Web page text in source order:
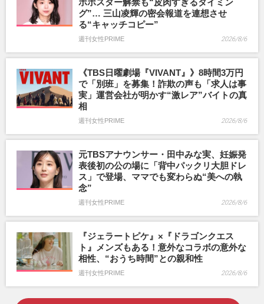
ボポスター解禁も“皮肉すぎるタイミン
グ”… 三山凌輝の密会報道を連想させ
る“キャッチコピー”
週刊女性PRIME 2026/8/6
《TBS日曜劇場『VIVANT』》8時間3万円
で「別班」を募集！詐欺の声も「求人は事
実」運営会社が明かす“激レア”バイトの真
相
週刊女性PRIME 2026/8/6
元TBSアナウンサー・田中みな実、妊娠発
表後初の公の場に「背中パックリ大胆ドレ
ス」で登場、ママでも変わらぬ“美への執
念”
週刊女性PRIME 2026/8/6
『ジェラートピケ』×『ドラゴンクエス
ト』メンズもある！意外なコラボの意外な
相性、“おうち時間”との親和性
週刊女性PRIME 2026/8/6